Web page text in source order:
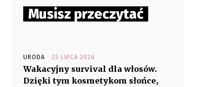
Musisz przeczytać
URODA 23 LIPCA 2026
Wakacyjny survival dla włosów.
Dzięki tym kosmetykom słońce,